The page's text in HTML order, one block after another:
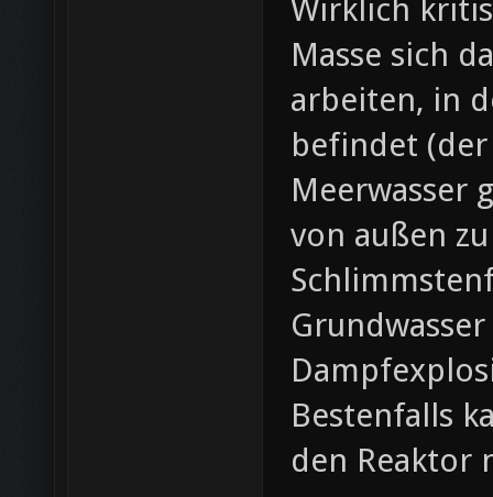
Wirklich
Masse sich
arbeiten, in
befindet
Meerwasser
von außen
Bestenfalls
den Reaktor